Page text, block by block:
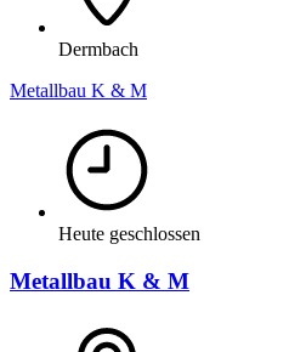
Dermbach
Metallbau K & M
Heute geschlossen
Metallbau K & M